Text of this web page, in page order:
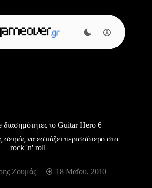
διασημότητες το Guitar Hero 6
να εστιάζει περισσότερο στο
rock 'n' roll
Ζουμάς 18 Μαΐου, 2010